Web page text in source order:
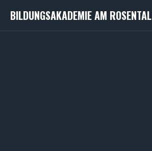
BILDUNGSAKADEMIE AM ROSENTAL